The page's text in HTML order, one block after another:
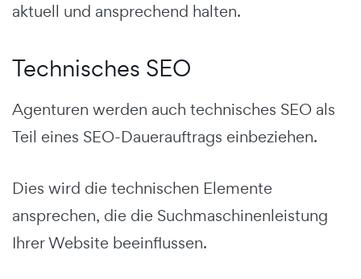
aktuell und ansprechend halten.
Technisches SEO
Agenturen werden auch technisches SEO als
Teil eines SEO-Dauerauftrags einbeziehen.
Dies wird die technischen Elemente
ansprechen, die die Suchmaschinenleistung
Ihrer Website beeinflussen.